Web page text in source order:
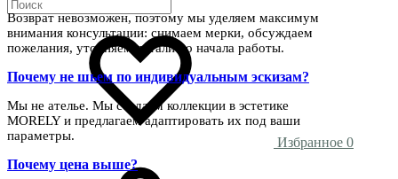
Избранное 0
Возврат невозможен, поэтому мы уделяем максимум
внимания консультации: снимаем мерки, обсуждаем
пожелания, уточняем детали до начала работы.
Почему не шьем по индивидуальным эскизам?
Мы не ателье. Мы создаём коллекции в эстетике
MORELY и предлагаем адаптировать их под ваши
параметры.
Почему цена выше?